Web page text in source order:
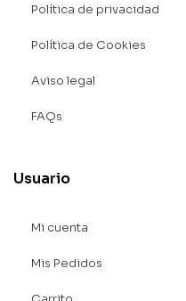
Política de privacidad
Política de Cookies
Aviso legal
FAQs
Usuario
Mi cuenta
Mis Pedidos